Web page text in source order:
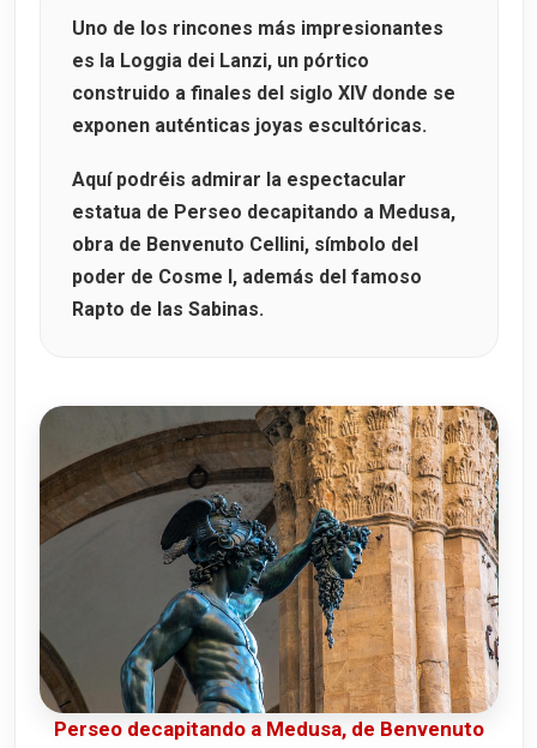
Uno de los rincones más impresionantes
es la Loggia dei Lanzi, un pórtico
construido a finales del siglo XIV donde se
exponen auténticas joyas escultóricas.
Aquí podréis admirar la espectacular
estatua de Perseo decapitando a Medusa,
obra de Benvenuto Cellini, símbolo del
poder de Cosme I, además del famoso
Rapto de las Sabinas.
Perseo decapitando a Medusa, de Benvenuto